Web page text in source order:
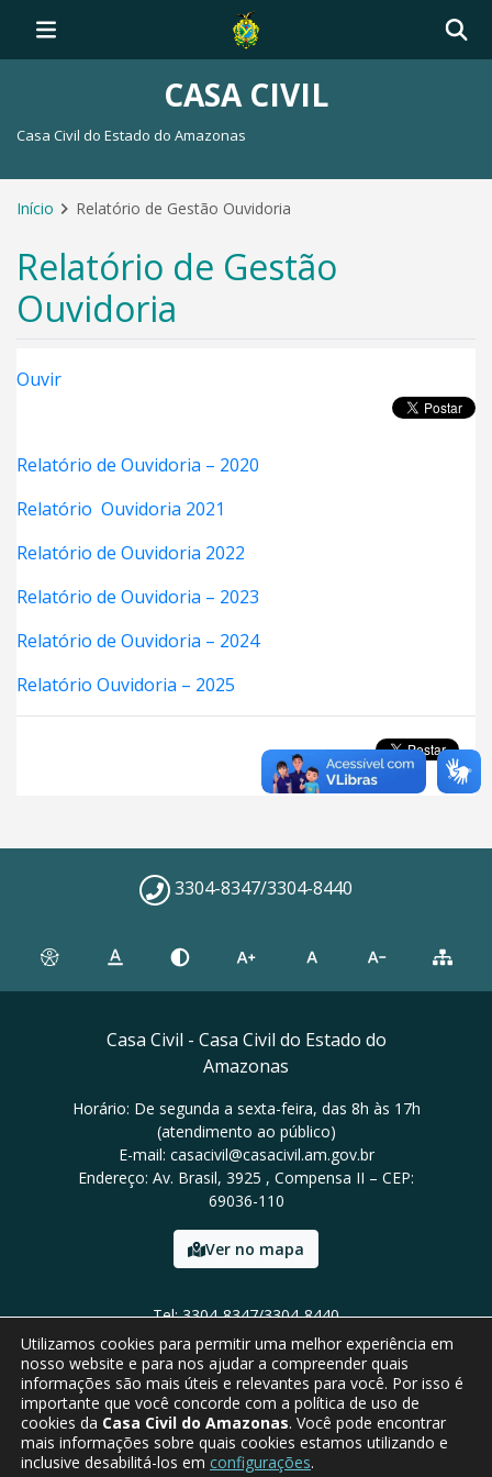
CASA CIVIL
Casa Civil do Estado do Amazonas
Início Relatório de Gestão Ouvidoria
Relatório de Gestão
Ouvidoria
Ouvir
Relatório de Ouvidoria – 2020
Relatório Ouvidoria 2021
Relatório de Ouvidoria 2022
Relatório de Ouvidoria – 2023
Relatório de Ouvidoria – 2024
Relatório Ouvidoria – 2025
3304-8347/3304-8440
Casa Civil - Casa Civil do Estado do
Amazonas
Horário: De segunda a sexta-feira, das 8h às 17h
(atendimento ao público)
E-mail: casacivil@casacivil.am.gov.br
Endereço: Av. Brasil, 3925 , Compensa II – CEP:
69036-110
Ver no mapa
Tel: 3304-8347/3304-8440
Utilizamos cookies para permitir uma melhor experiência em
nosso website e para nos ajudar a compreender quais
informações são mais úteis e relevantes para você. Por isso é
importante que você concorde com a política de uso de
cookies da Casa Civil do Amazonas. Você pode encontrar
mais informações sobre quais cookies estamos utilizando e
inclusive desabilitá-los em configurações.